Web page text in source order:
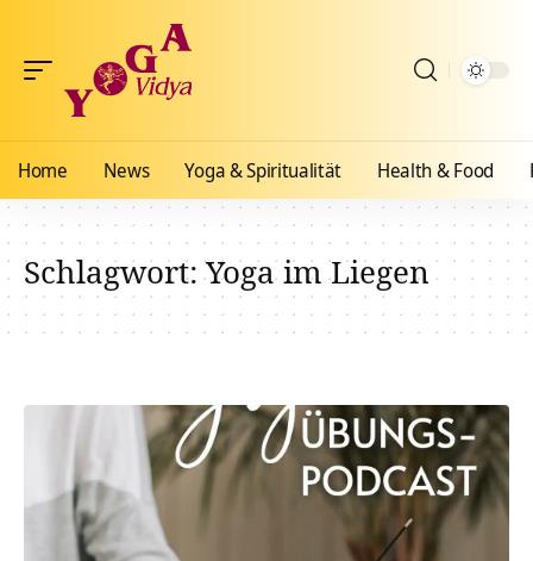
Home News Yoga & Spiritualität Health & Food
Schlagwort:Yoga im Liegen